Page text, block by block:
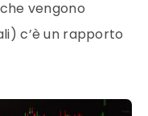
vengono
c’è un rapporto